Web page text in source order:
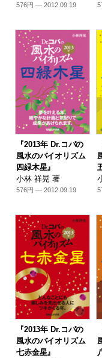
576円 — 2012.09.19
『2013年 Dr.コパの
風水のバイオリズム
四緑木星』
小林 祥晃 著
576円 — 2012.09.19
『2013年 Dr.コパの
風水のバイオリズム
七赤金星』